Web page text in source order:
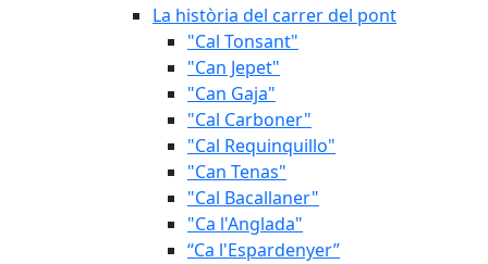
La història del carrer del pont
"Cal Tonsant"
"Can Jepet"
"Can Gaja"
"Cal Carboner"
"Cal Requinquillo"
"Can Tenas"
"Cal Bacallaner"
"Ca l'Anglada"
“Ca l'Espardenyer”